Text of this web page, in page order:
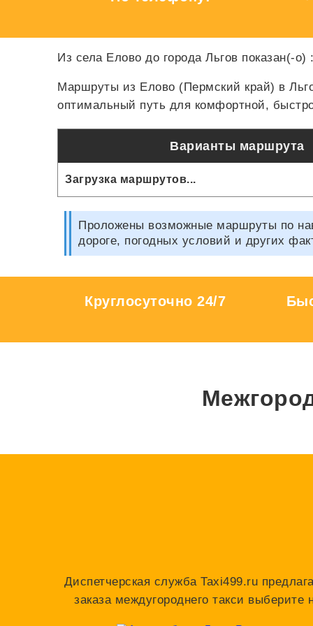
Из села Елово до города Льгов показан(-о)
Маршруты из Елово (Пермский край) в
оптимальный путь для комфортной,
Варианты маршрута
Загрузка маршрутов...
Проложены возможные маршруты по
дороге, погодных условий и других
Круглосуточно 24/7
Диспетчерская служба Taxi499.ru
заказа междугороднего такси